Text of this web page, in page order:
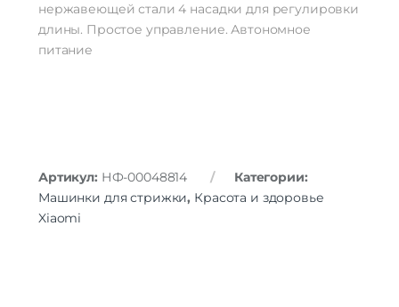
нержавеющей стали 4 насадки для регулировки
длины. Простое управление. Автономное
питание
Артикул: НФ-00048814
Категории:
Машинки для стрижки, Красота и здоровье
Xiaomi